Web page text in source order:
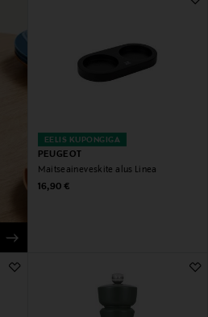
EELIS KUPONGIGA
PEUGEOT
Maitseaineveskite alus Linea
Original Price
16,90 €